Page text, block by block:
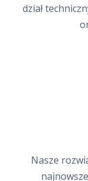
dział
Nasze